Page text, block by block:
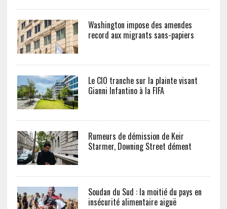
Washington impose des amendes
record aux migrants sans-papiers
Le CIO tranche sur la plainte visant
Gianni Infantino à la FIFA
Rumeurs de démission de Keir
Starmer, Downing Street dément
Soudan du Sud : la moitié du pays en
insécurité alimentaire aiguë